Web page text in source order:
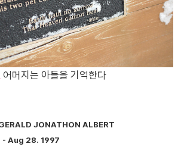
어머지는 아들을 기억한다
JONATHON ALBERT
Aug 28. 1997